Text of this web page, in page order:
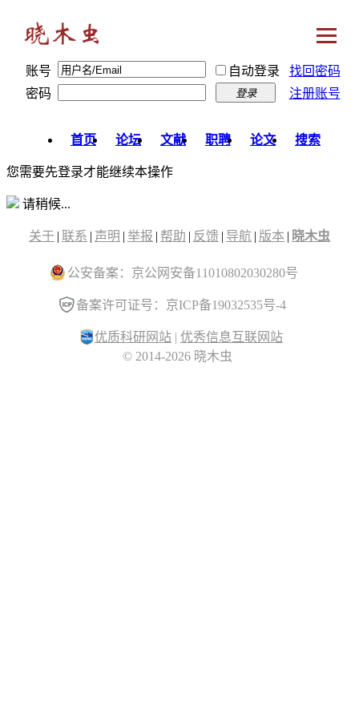
账号 自动登录
找回密码
密码
登录 注册账号
首页 论坛 文献 职聘 论文 搜索
您需要先登录才能继续本操作
请稍候...
关于 | 联系 | 声明 | 举报 | 帮助 | 反馈 | 导航 | 版本 | 晓木虫
公安备案：京公网安备11010802030280号
备案许可证号：京ICP备19032535号-4
优质科研网站 | 优秀信息互联网站
© 2014-2026 晓木虫